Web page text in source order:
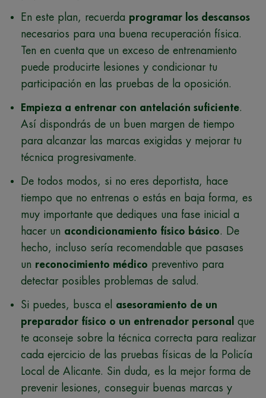
En este plan, recuerda programar los descansos
necesarios para una buena recuperación física.
Ten en cuenta que un exceso de entrenamiento
puede producirte lesiones y condicionar tu
participación en las pruebas de la oposición.
Empieza a entrenar con antelación suficiente.
Así dispondrás de un buen margen de tiempo
para alcanzar las marcas exigidas y mejorar tu
técnica progresivamente.
De todos modos, si no eres deportista, hace
tiempo que no entrenas o estás en baja forma, es
muy importante que dediques una fase inicial a
hacer un acondicionamiento físico básico. De
hecho, incluso sería recomendable que pasases
un reconocimiento médico preventivo para
detectar posibles problemas de salud.
Si puedes, busca el asesoramiento de un
preparador físico o un entrenador personal
que
te aconseje sobre la técnica correcta para realizar
cada ejercicio de las pruebas físicas de la Policía
Local de Alicante. Sin duda, es la mejor forma de
prevenir lesiones, conseguir buenas marcas y